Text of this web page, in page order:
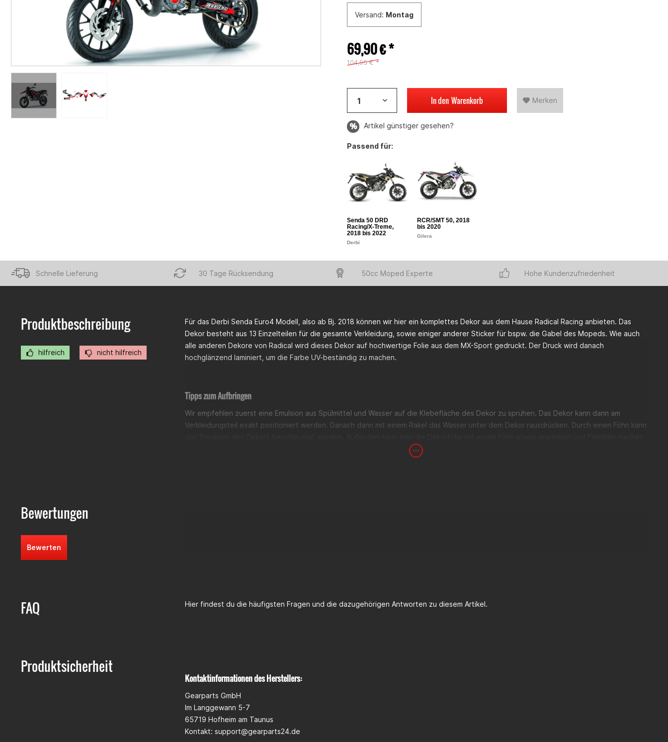
Versand: Montag
69,90 € *
104,95 € *
In den Warenkorb Merken
Artikel günstiger gesehen?
Passend für:
Senda 50 DRD
Racing/X-Treme,
2018 bis 2022
Derbi
RCR/SMT 50, 2018
bis 2020
Gilera
Schnelle Lieferung 30 Tage Rücksendung 50cc Moped Experte Hohe Kundenzufriedenheit
Produktbeschreibung
hilfreich nicht hilfreich
Für das Derbi Senda Euro4 Modell, also ab Bj. 2018 können wir hier ein komplettes Dekor aus dem Hause Radical Racing anbieten. Das
Dekor besteht aus 13 Einzelteilen für die gesamte Verkleidung, sowie einiger anderer Sticker für bspw. die Gabel des Mopeds. Wie auch
alle anderen Dekore von Radical wird dieses Dekor auf hochwertige Folie aus dem MX-Sport gedruckt. Der Druck wird danach
hochglänzend laminiert, um die Farbe UV-beständig zu machen.
Tipps zum Aufbringen
Wir empfehlen zuerst eine Emulsion aus Spülmittel und Wasser auf die Klebefläche des Dekor zu sprühen. Das Dekor kann dann am
Verkleidungsteil exakt positioniert werden. Danach dann mit einem Rakel das Wasser unter dem Dekor rausdrücken. Durch einen Föhn kann
Bewertungen
Bewerten
FAQ Hier findest du die häufigsten Fragen und die dazugehörigen Antworten zu diesem Artikel.
Produktsicherheit
Kontaktinformationen des Herstellers:
Gearparts GmbH
Im Langgewann 5-7
65719 Hofheim am Taunus
Kontakt: support@gearparts24.de